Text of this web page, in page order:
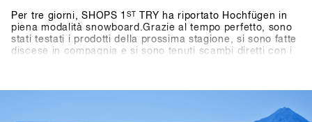
Per tre giorni, SHOPS 1ST
TRY ha riportato Hochfügen in
piena modalità snowboard.Grazie al tempo perfetto, sono
stati testati i prodotti della prossima stagione, si sono fatte
discese in compagnia e si sono tenuti scambi diretti con i
dalla montagna le attività sono proseguite: dai giochi nei